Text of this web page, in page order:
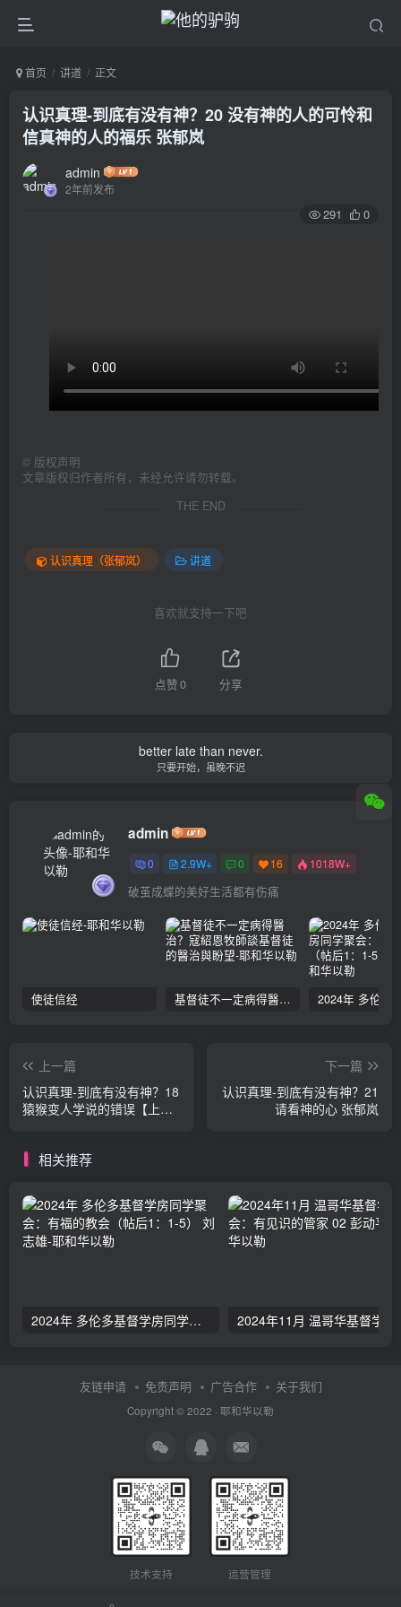
首页 讲道 正文
认识真理-到底有没有神？20 没有神的人的可怜和
信真神的人的福乐 张郁岚
admin
2年前发布
291 0
© 版权声明
文章版权归作者所有，未经允许请勿转载。
THE END
认识真理（张郁岚） 讲道
喜欢就支持一下吧
点赞0 分享
better late than never.
只要开始，虽晚不迟
admin
0 2.9W+ 0 16 1018W+
破茧成蝶的美好生活都有伤痛
使徒信经 基督徒不一定病得醫治？寇紹恩牧師談基督徒的醫治與盼望
上一篇
认识真理-到底有没有神？18
猿猴变人学说的错误【上】
下一篇
认识真理-到底有没有神？21
请看神的心 张郁岚
相关推荐
2024年 多伦多基督学房同学聚会：有福的教会（帖后1：1-5） 刘志雄
友链申请 免责声明 广告合作 关于我们
Copyright © 2022 · 耶和华以勒
技术支持 运营管理